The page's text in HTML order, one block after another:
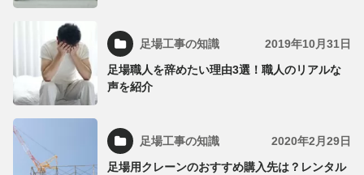
足場工事の知識 2019年10月31日
足場職人を辞めたい理由3選！職人のリアルな
声を紹介
足場工事の知識 2020年2月29日
足場用クレーンのおすすめ購入先は？レンタル